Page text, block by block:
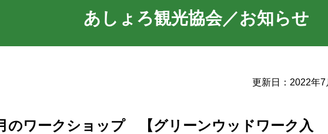
あしょろ観光協会／お知らせ
更新日： 2022年7
ワークショップ 【グリーンウッドワーク入